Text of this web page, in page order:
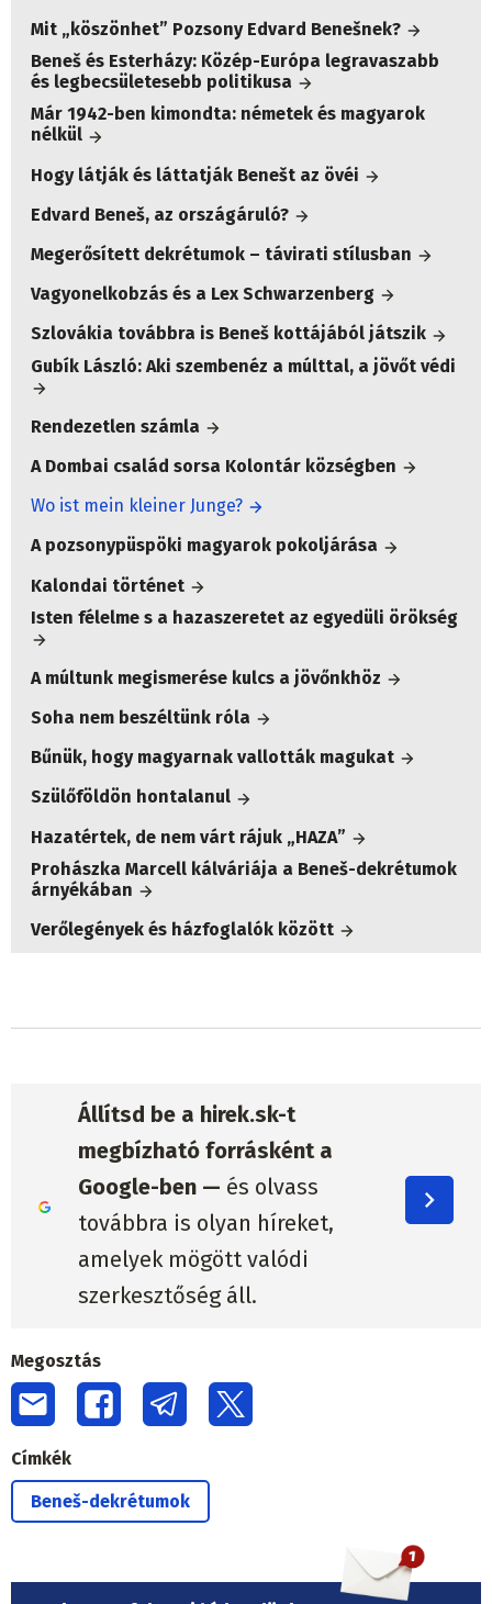
Mit „köszönhet” Pozsony Edvard Benešnek?
Beneš és Esterházy: Közép-Európa legravaszabb
és legbecsületesebb politikusa
Már 1942-ben kimondta: németek és magyarok
nélkül
Hogy látják és láttatják Benešt az övéi
Edvard Beneš, az országáruló?
Megerősített dekrétumok – távirati stílusban
Vagyonelkobzás és a Lex Schwarzenberg
Szlovákia továbbra is Beneš kottájából játszik
Gubík László: Aki szembenéz a múlttal, a jövőt védi
Rendezetlen számla
A Dombai család sorsa Kolontár községben
Wo ist mein kleiner Junge?
A pozsonypüspöki magyarok pokoljárása
Kalondai történet
Isten félelme s a hazaszeretet az egyedüli örökség
A múltunk megismerése kulcs a jövőnkhöz
Soha nem beszéltünk róla
Bűnük, hogy magyarnak vallották magukat
Szülőföldön hontalanul
Hazatértek, de nem várt rájuk „HAZA”
Prohászka Marcell kálváriája a Beneš-dekrétumok
árnyékában
Verőlegények és házfoglalók között
Állítsd be a hirek.sk-t
megbízható forrásként a
Google-ben — és olvass
továbbra is olyan híreket,
amelyek mögött valódi
szerkesztőség áll.
Megosztás
Címkék
Beneš-dekrétumok